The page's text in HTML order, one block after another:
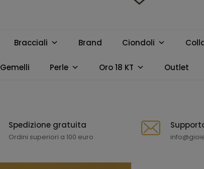
MESSINA
CAMPOBELLO
migliori marchi.
Bracciali Brand Ciondoli
Gemelli Perle Oro 18 KT Outlet
Spedizione gratuita
Ordini superiori a 100 euro